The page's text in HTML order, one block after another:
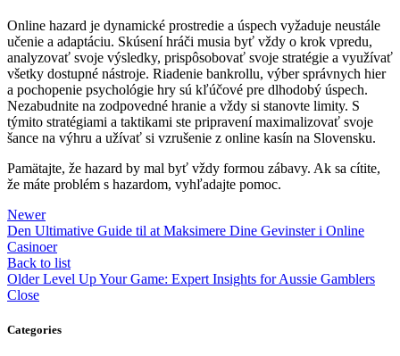
Online hazard je dynamické prostredie a úspech vyžaduje neustále
učenie a adaptáciu. Skúsení hráči musia byť vždy o krok vpredu,
analyzovať svoje výsledky, prispôsobovať svoje stratégie a využívať
všetky dostupné nástroje. Riadenie bankrollu, výber správnych hier
a pochopenie psychológie hry sú kľúčové pre dlhodobý úspech.
Nezabudnite na zodpovedné hranie a vždy si stanovte limity. S
týmito stratégiami a taktikami ste pripravení maximalizovať svoje
šance na výhru a užívať si vzrušenie z online kasín na Slovensku.
Pamätajte, že hazard by mal byť vždy formou zábavy. Ak sa cítite,
že máte problém s hazardom, vyhľadajte pomoc.
Newer
Den Ultimative Guide til at Maksimere Dine Gevinster i Online
Casinoer
Back to list
Older Level Up Your Game: Expert Insights for Aussie Gamblers
Close
Categories